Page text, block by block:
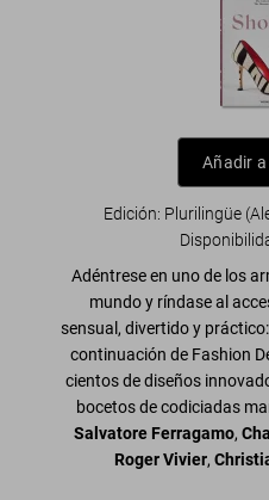
Añadir
Edición: Plurilingüe
Adéntrese en uno de los
mundo y ríndase al
sensual, divertido y
continuación de Fashion
cientos de diseños
bocetos de codiciadas
Salvatore Ferragamo,
Roger Vivier,